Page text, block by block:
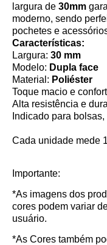
largura de 30mm
moderno, sendo
pochetes e
Características:
Largura: 30 mm
Modelo: Dupla face
Material: Poliéster
Toque macio e
Alta resistência e
Indicado para
Cada unidade mede
Importante:
*As imagens dos
cores podem variar
usuário.
*As Cores também